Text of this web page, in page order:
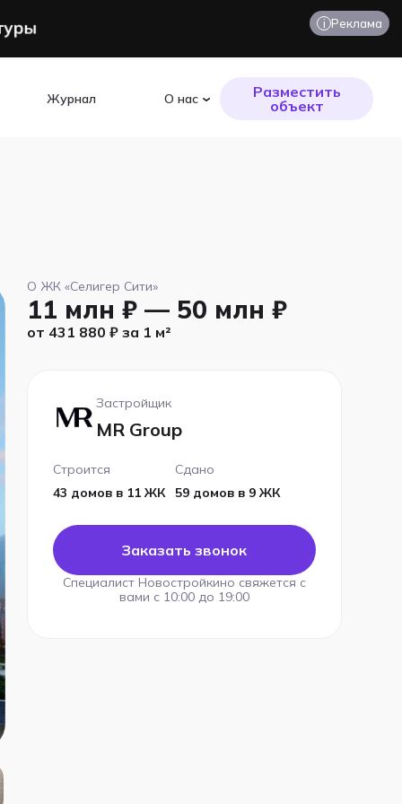
Журнал О нас
Разместить
объект
i Реклама
О ЖК «Селигер Сити»
11 млн ₽ — 50 млн ₽
от 431 880 ₽ за 1 м²
Застройщик
MR Group
Строится
43 домов в 11 ЖК
Сдано
59 домов в 9 ЖК
Заказать звонок
Специалист Новостройкино свяжется с
вами с 10:00 до 19:00